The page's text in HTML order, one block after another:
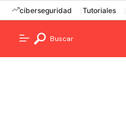
ciberseguridad Tutoriales
Buscar